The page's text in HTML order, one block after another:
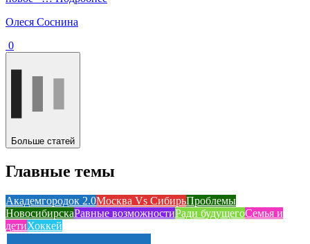
Олеся Соснина
0
Больше статей
Главные темы
Академгородок 2.0Москва Vs СибирьПроблемы
НовосибирскаРавные возможностиРади будущегоСемья и
детиХоккей